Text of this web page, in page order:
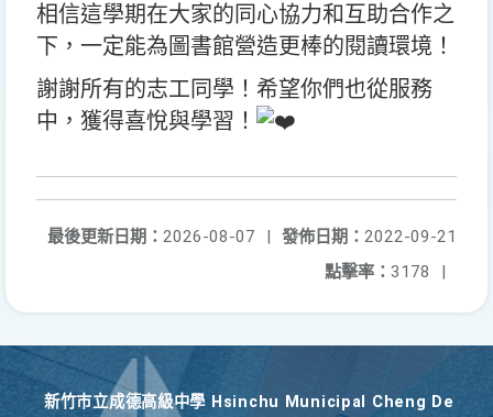
相信這學期在大家的同心協力和互助合作之
下，一定能為圖書館營造更棒的閱讀環境！
謝謝所有的志工同學！希望你們也從服務
中，獲得喜悅與學習！
發佈日期： 2022-09-21
最後更新日期： 2026-08-07
|
點擊率： 3178 |
新竹巿立成德高級中學 Hsinchu Municipal Cheng De